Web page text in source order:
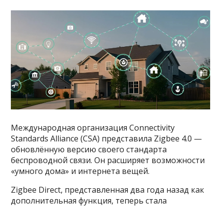
Международная организация Connectivity
Standards Alliance (CSA) представила Zigbee 4.0 —
обновлённую версию своего стандарта
беспроводной связи. Он расширяет возможности
«умного дома» и интернета вещей.
Zigbee Direct, представленная два года назад как
дополнительная функция, теперь стала